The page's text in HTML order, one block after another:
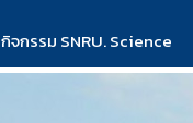
กิจกรรม SNRU. Science